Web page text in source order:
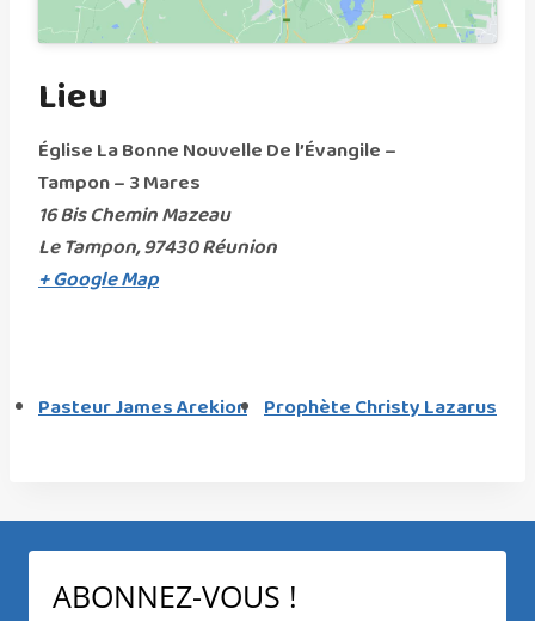
Lieu
Église La Bonne Nouvelle De l’Évangile –
Tampon – 3 Mares
16 Bis Chemin Mazeau
Le Tampon,97430Réunion
+ Google Map
Pasteur James Arekion Prophète Christy Lazarus
ABONNEZ-VOUS !